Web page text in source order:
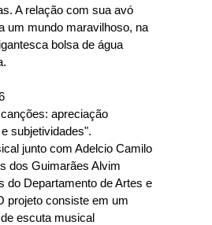
A relação com sua avó
um mundo maravilhoso, na
bolsa de água
apreciação
subjetividades".
junto com Adelcio Camilo
dos Guimarães Alvim
do Departamento de Artes e
projeto consiste em um
escuta musical